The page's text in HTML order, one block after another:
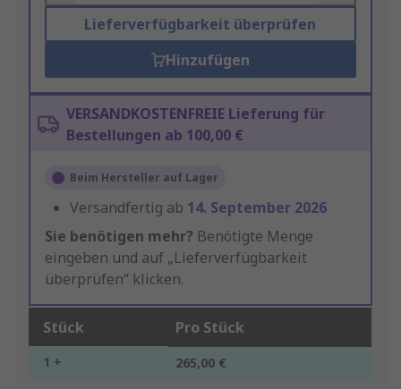
Lieferverfügbarkeit überprüfen
Hinzufügen
VERSANDKOSTENFREIE Lieferung für
Bestellungen ab 100,00 €
Beim Hersteller auf Lager
Versandfertig ab 14. September 2026
Sie benötigen mehr? Benötigte Menge
eingeben und auf „Lieferverfügbarkeit
überprüfen“ klicken.
Stück Pro Stück
1 + 265,00 €